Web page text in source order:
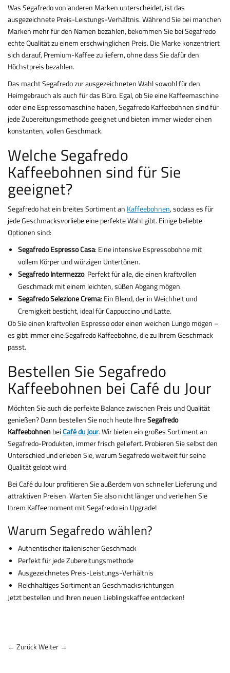
Was Segafredo von anderen Marken unterscheidet, ist das
ausgezeichnete Preis-Leistungs-Verhältnis. Während Sie bei manchen
Marken mehr für den Namen bezahlen, bekommen Sie bei Segafredo
echte Qualität zu einem erschwinglichen Preis. Die Marke konzentriert
sich darauf, Premium-Kaffee zu liefern, ohne dass Sie dafür den
Höchstpreis bezahlen.
Das macht Segafredo zur ausgezeichneten Wahl sowohl für den
Heimgebrauch als auch für das Büro. Egal, ob Sie eine Kaffeemaschine
oder eine Espressomaschine haben, Segafredo Kaffeebohnen sind für
jede Zubereitungsmethode geeignet und bieten immer wieder einen
konstanten, vollen Geschmack.
Welche Segafredo
Kaffeebohnen sind für Sie
geeignet?
Segafredo hat ein breites Sortiment an Kaffeebohnen, sodass es für
jede Geschmacksvorliebe eine perfekte Wahl gibt. Einige beliebte
Optionen sind:
Segafredo Espresso Casa: Eine intensive Espressobohne mit
vollem Körper und würzigen Untertönen.
Segafredo Intermezzo: Perfekt für alle, die einen kraftvollen
Geschmack mit einem leichten, süßen Abgang mögen.
Segafredo Selezione Crema: Ein Blend, der in Weichheit und
Cremigkeit besticht, ideal für Cappuccino und Latte.
Ob Sie einen kraftvollen Espresso oder einen weichen Lungo mögen –
es gibt immer eine Segafredo Kaffeebohne, die zu Ihrem Geschmack
passt.
Bestellen Sie Segafredo
Kaffeebohnen bei Café du Jour
Möchten Sie auch die perfekte Balance zwischen Preis und Qualität
genießen? Dann bestellen Sie noch heute IhreSegafredo
KaffeebohnenbeiCafé du Jour. Wir bieten ein großes Sortiment an
Segafredo-Produkten, immer frisch geliefert. Probieren Sie selbst den
Unterschied und erleben Sie, warum Segafredo weltweit für seine
Qualität gelobt wird.
Bei Café du Jour profitieren Sie außerdem von schneller Lieferung und
attraktiven Preisen. Warten Sie also nicht länger und verleihen Sie
Ihrem Kaffeemoment mit Segafredo ein Upgrade!
Warum Segafredo wählen?
Authentischer italienischer Geschmack
Perfekt für jede Zubereitungsmethode
Ausgezeichnetes Preis-Leistungs-Verhältnis
Reichhaltiges Sortiment an Geschmacksrichtungen
Jetzt bestellen und Ihren neuen Lieblingskaffee entdecken!
← ZurückWeiter →